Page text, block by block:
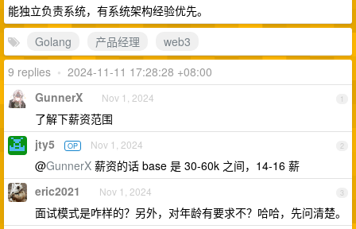
能独立负责系统，有系统架构经验优先。
Golang
产品经理
web3
9 replies • 2024-11-11 17:28:28 +08:00
1
GunnerX Nov 1, 2024
了解下薪资范围
2
jty5 OP Nov 1, 2024
@GunnerX 薪资的话 base 是 30-60k 之间，14-16 薪
3
eric2021 Nov 1, 2024
面试模式是咋样的？另外，对年龄有要求不？哈哈，先问清楚。